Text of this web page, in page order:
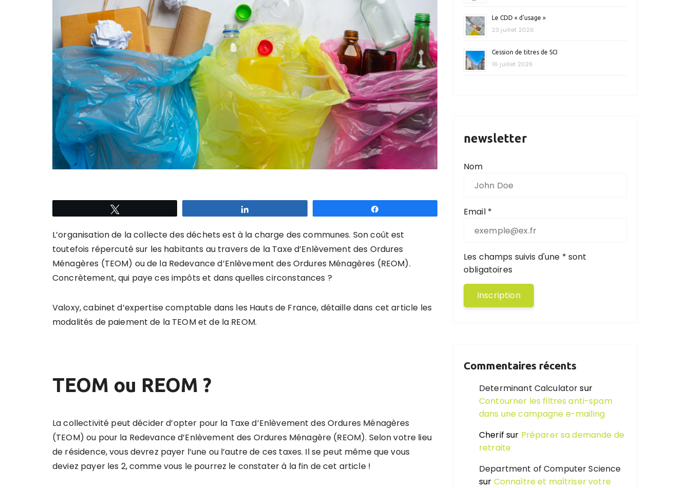
L’organisation de la collecte des déchets est à la charge des communes. Son coût est
toutefois répercuté sur les habitants au travers de la Taxe d’Enlèvement des Ordures
Ménagères (TEOM) ou de la Redevance d’Enlèvement des Ordures Ménagères (REOM).
Concrètement, qui paye ces impôts et dans quelles circonstances ?
Valoxy, cabinet d’expertise comptable dans les Hauts de France, détaille dans cet article les
modalités de paiement de la TEOM et de la REOM.
TEOM ou REOM ?
La collectivité peut décider d’opter pour la Taxe d’Enlèvement des Ordures Ménagères
(TEOM) ou pour la Redevance d’Enlèvement des Ordures Ménagère (REOM). Selon votre lieu
de résidence, vous devrez payer l’une ou l’autre de ces taxes. Il se peut même que vous
deviez payer les 2, comme vous le pourrez le constater à la fin de cet article !
Le CDD « d’usage »
23 juillet 2026
Cession de titres de SCI
16 juillet 2026
newsletter
Nom
Email *
Les champs suivis d'une * sont
obligatoires
Commentaires récents
Determinant Calculatorsur
Contourner les filtres anti-spam
dans une campagne e-mailing
Cherif sur Préparer sa demande de
retraite
Department of Computer Science
sur Connaître et maîtriser votre